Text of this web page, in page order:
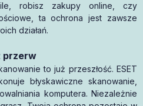
robisz zakupy online, czy
ta ochrona jest zawsze
działań.
przerw
to już przeszłość. ESET
błyskawiczne skanowanie,
komputera. Niezależnie